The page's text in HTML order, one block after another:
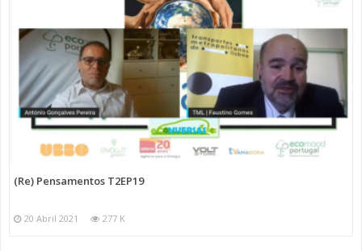
(Re) Pensamentos T2EP19
20 Abril 2021 277 K